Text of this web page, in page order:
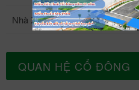
Nhà Xưởng 5
QUAN HỆ CỔ ĐÔNG